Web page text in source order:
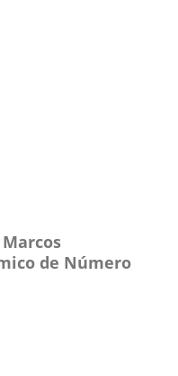
de Número